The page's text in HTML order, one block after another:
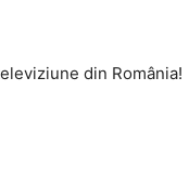
din România!